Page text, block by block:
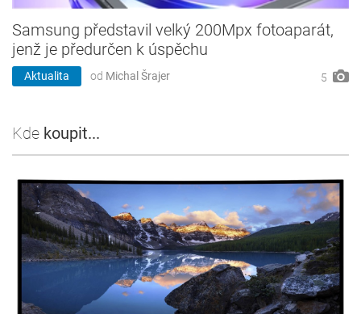
Samsung představil velký 200Mpx fotoaparát,
jenž je předurčen k úspěchu
Aktualita od Michal Šrajer 5
Kde koupit...